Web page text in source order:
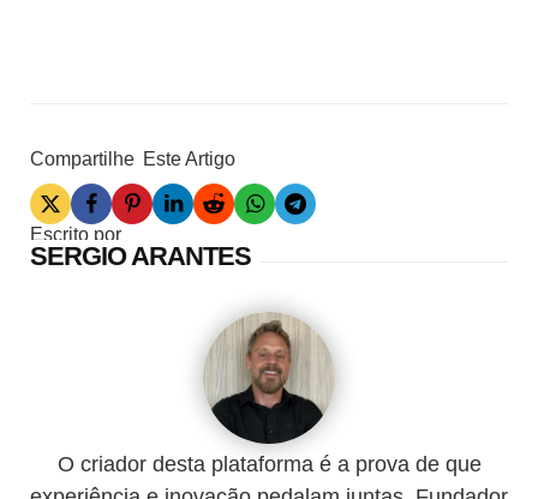
Compartilhe Este Artigo
Escrito por
SERGIO ARANTES
O criador desta plataforma é a prova de que